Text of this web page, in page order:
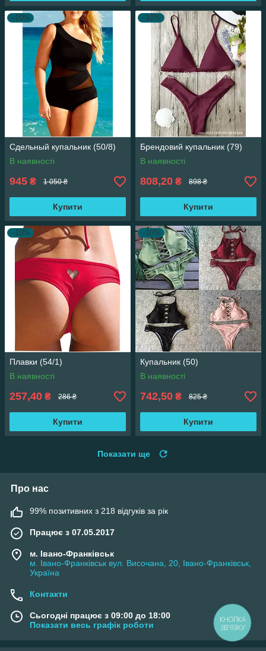
–10%
Сдельный купальник (50/8)
В наявності
945 ₴ 1 050 ₴
Купити
–10%
Брендовий купальник (79)
В наявності
808,20 ₴ 898 ₴
Купити
–10%
Плавки (54/1)
В наявності
257,40 ₴ 286 ₴
Купити
–10%
Купальник (50)
В наявності
742,50 ₴ 825 ₴
Купити
Показати ще
Про нас
99% позитивних з 218 відгуків за рік
Працює з 07.05.2017
м. Івано-Франківськ
м. Івано-Франківськ вул. Височана, 20, Івано-Франківськ,
Україна
Контакти
Сьогодні працює з 09:00 до 18:00
Показати весь графік роботи
КНОПКА
ЗВ'ЯЗКУ